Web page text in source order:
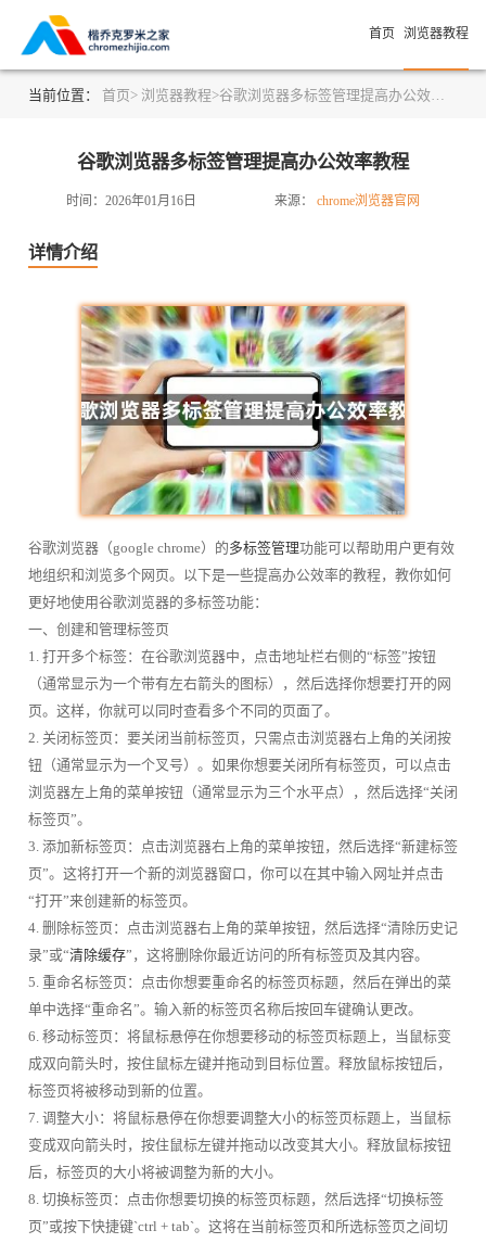
首页 浏览器教程
当前位置： 首页> 浏览器教程>谷歌浏览器多标签管理提高办公效率教程
谷歌浏览器多标签管理提高办公效率教程
时间：2026年01月16日 来源： chrome浏览器官网
详情介绍
谷歌浏览器（google chrome）的多标签管理功能可以帮助用户更有效
地组织和浏览多个网页。以下是一些提高办公效率的教程，教你如何
更好地使用谷歌浏览器的多标签功能：
一、创建和管理标签页
1. 打开多个标签：在谷歌浏览器中，点击地址栏右侧的“标签”按钮
（通常显示为一个带有左右箭头的图标），然后选择你想要打开的网
页。这样，你就可以同时查看多个不同的页面了。
2. 关闭标签页：要关闭当前标签页，只需点击浏览器右上角的关闭按
钮（通常显示为一个叉号）。如果你想要关闭所有标签页，可以点击
浏览器左上角的菜单按钮（通常显示为三个水平点），然后选择“关闭
标签页”。
3. 添加新标签页：点击浏览器右上角的菜单按钮，然后选择“新建标签
页”。这将打开一个新的浏览器窗口，你可以在其中输入网址并点击
“打开”来创建新的标签页。
4. 删除标签页：点击浏览器右上角的菜单按钮，然后选择“清除历史记
录”或“清除缓存”，这将删除你最近访问的所有标签页及其内容。
5. 重命名标签页：点击你想要重命名的标签页标题，然后在弹出的菜
单中选择“重命名”。输入新的标签页名称后按回车键确认更改。
6. 移动标签页：将鼠标悬停在你想要移动的标签页标题上，当鼠标变
成双向箭头时，按住鼠标左键并拖动到目标位置。释放鼠标按钮后，
标签页将被移动到新的位置。
7. 调整大小：将鼠标悬停在你想要调整大小的标签页标题上，当鼠标
变成双向箭头时，按住鼠标左键并拖动以改变其大小。释放鼠标按钮
后，标签页的大小将被调整为新的大小。
8. 切换标签页：点击你想要切换的标签页标题，然后选择“切换标签
页”或按下快捷键`ctrl + tab`。这将在当前标签页和所选标签页之间切